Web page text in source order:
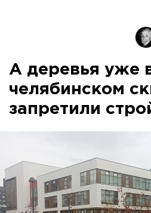
А деревья уже
челябинском
запретили